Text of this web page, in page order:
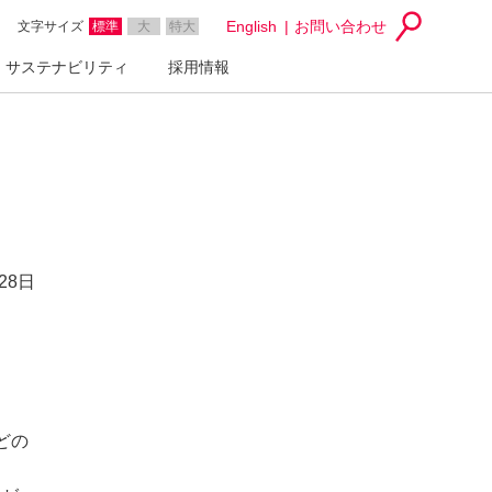
文字サイズ 標準 大 特大 English お問い合わせ
サステナビリティ 採用情報
日
の